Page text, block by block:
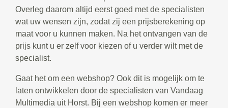
Overleg daarom altijd eerst goed met de specialisten
wat uw wensen zijn, zodat zij een prijsberekening op
maat voor u kunnen maken. Na het ontvangen van de
prijs kunt u er zelf voor kiezen of u verder wilt met de
specialist.
Gaat het om een webshop? Ook dit is mogelijk om te
laten ontwikkelen door de specialisten van Vandaag
Multimedia uit Horst. Bij een webshop komen er meer